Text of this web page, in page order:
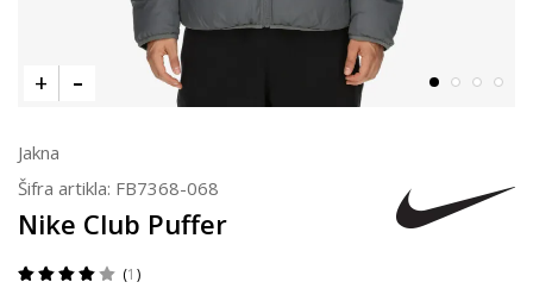
Jakna
Šifra artikla: FB7368-068
Nike Club Puffer
1